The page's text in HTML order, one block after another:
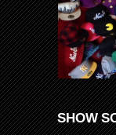
SHOW